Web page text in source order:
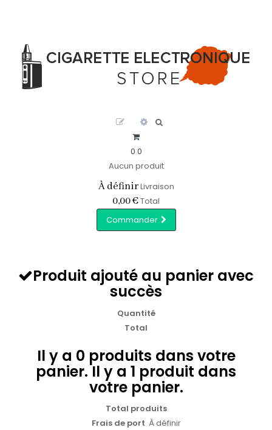
0 0
Aucun produit
À définirLivraison
0,00 €Total
Commander
Produit ajouté au panier avec
succès
Quantité
Total
Il y a 0 produits dans votre
panier.Il y a 1 produit dans
votre panier.
Total produits
Frais de port À définir